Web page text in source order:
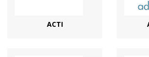
ACTI